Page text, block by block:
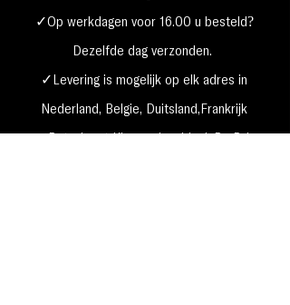
✓Op werkdagen voor 16.00 u besteld?
Dezelfde dag verzonden.
✓Levering is mogelijk op elk adres in
Nederland, België, Duitsland,Frankrijk
✓Betaal met Klarna, visa, Ideal, PayPal,